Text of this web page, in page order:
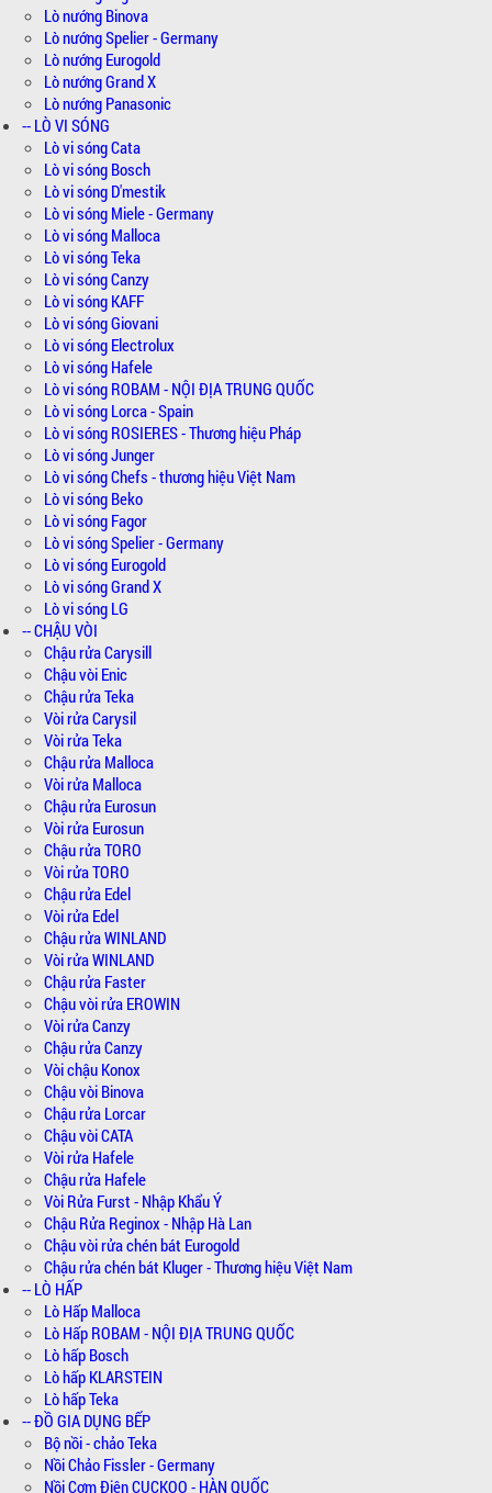
Lò nướng Binova
Lò nướng Spelier - Germany
Lò nướng Eurogold
Lò nướng Grand X
Lò nướng Panasonic
-- LÒ VI SÓNG
Lò vi sóng Cata
Lò vi sóng Bosch
Lò vi sóng D'mestik
Lò vi sóng Miele - Germany
Lò vi sóng Malloca
Lò vi sóng Teka
Lò vi sóng Canzy
Lò vi sóng KAFF
Lò vi sóng Giovani
Lò vi sóng Electrolux
Lò vi sóng Hafele
Lò vi sóng ROBAM - NỘI ĐỊA TRUNG QUỐC
Lò vi sóng Lorca - Spain
Lò vi sóng ROSIERES - Thương hiệu Pháp
Lò vi sóng Junger
Lò vi sóng Chefs - thương hiệu Việt Nam
Lò vi sóng Beko
Lò vi sóng Fagor
Lò vi sóng Spelier - Germany
Lò vi sóng Eurogold
Lò vi sóng Grand X
Lò vi sóng LG
-- CHẬU VÒI
Chậu rửa Carysill
Chậu vòi Enic
Chậu rửa Teka
Vòi rửa Carysil
Vòi rửa Teka
Chậu rửa Malloca
Vòi rửa Malloca
Chậu rửa Eurosun
Vòi rửa Eurosun
Chậu rửa TORO
Vòi rửa TORO
Chậu rửa Edel
Vòi rửa Edel
Chậu rửa WINLAND
Vòi rửa WINLAND
Chậu rửa Faster
Chậu vòi rửa EROWIN
Vòi rửa Canzy
Chậu rửa Canzy
Vòi chậu Konox
Chậu vòi Binova
Chậu rửa Lorcar
Chậu vòi CATA
Vòi rửa Hafele
Chậu rửa Hafele
Vòi Rửa Furst - Nhập Khẩu Ý
Chậu Rửa Reginox - Nhập Hà Lan
Chậu vòi rửa chén bát Eurogold
Chậu rửa chén bát Kluger - Thương hiệu Việt Nam
-- LÒ HẤP
Lò Hấp Malloca
Lò Hấp ROBAM - NỘI ĐỊA TRUNG QUỐC
Lò hấp Bosch
Lò hấp KLARSTEIN
Lò hấp Teka
-- ĐỒ GIA DỤNG BẾP
Bộ nồi - chảo Teka
Nồi Chảo Fissler - Germany
Nồi Cơm Điện CUCKOO - HÀN QUỐC